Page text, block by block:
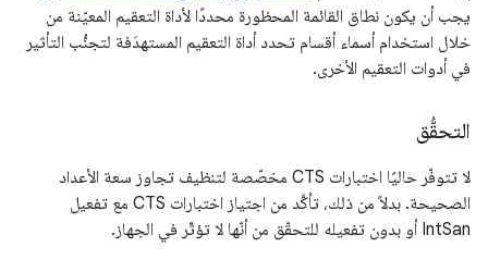
يجب أن يكون نطاق القائمة المحظورة محددًا لأداة التعقيم المعيّنة من
خلال استخدام أسماء أقسام تحدد أداة التعقيم المستهدَفة لتجنُّب التأثير
في أدوات التعقيم الأخرى.
التحقُّق
لا تتوفّر حاليًا اختبارات CTS مخصّصة لتنظيف تجاوز سعة الأعداد
الصحيحة. بدلاً من ذلك، تأكَّد من اجتياز اختبارات CTS مع تفعيل
IntSan أو بدون تفعيله للتحقّق من أنّها لا تؤثّر في الجهاز.